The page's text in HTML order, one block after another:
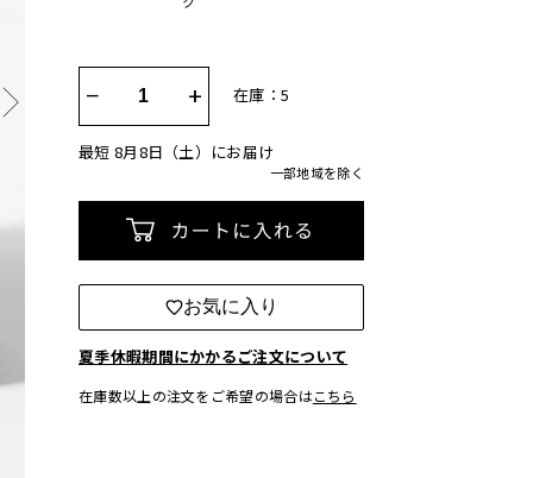
− + 在庫：5
最短 8月8日（土）にお届け
一部地域を除く
お気に入り
夏季休暇期間にかかるご注文について
在庫数以上の注文をご希望の場合はこちら